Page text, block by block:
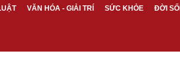
VĂN HÓA - GIẢI TRÍ SỨC KHỎE ĐỜI